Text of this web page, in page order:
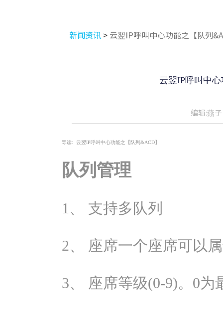
新闻资讯 > 云翌IP呼叫中心功能之【队列
云翌IP呼叫中
编辑:燕子
导读: 云翌IP呼叫中心功能之【队列&ACD】
队列管理
1、 支持多队列
2、 座席一个座席可以
3、 座席等级(0-9)。0为